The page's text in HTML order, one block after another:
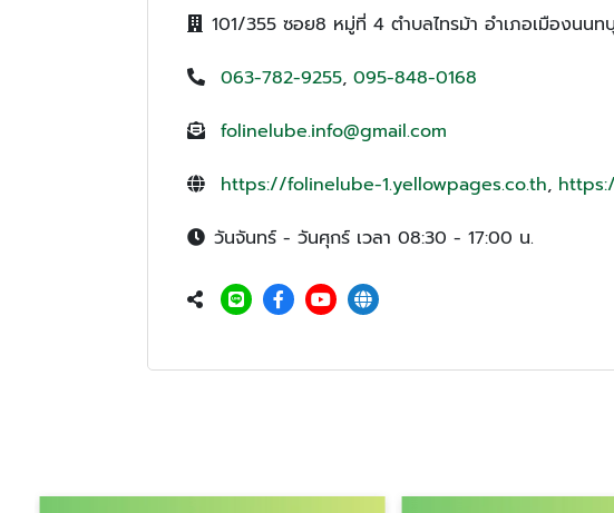
101/355 ซอย8 หมู่ที่ 4 ตำบลไทรม้า อำเภอเมืองนนท
063-782-9255, 095-848-0168
folinelube.info@gmail.com
https://folinelube-1.yellowpages.co.th,
วันจันทร์ - วันศุกร์ เวลา 08:30 - 17:00 น.